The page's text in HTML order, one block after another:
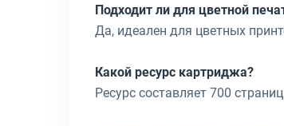
Подходит ли для цветной
Да, идеален для цветных
Какой ресурс картриджа?
Ресурс составляет 700